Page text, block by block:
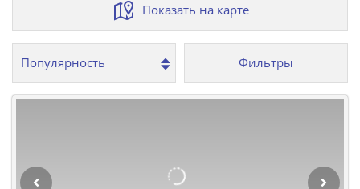
Показать на карте
Фильтры